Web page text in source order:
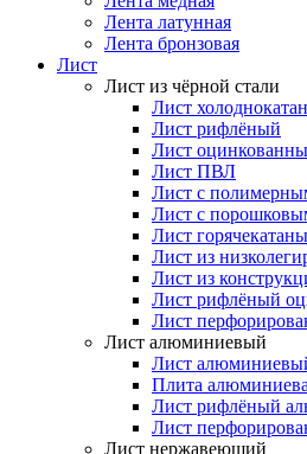
Лента латунная
Лента бронзовая
Лист
Лист из чёрной стали
Лист
Лист рифлёный
Лист
Лист ПВЛ
Лист с
Лист с
Лист
Лист из
Лист из
Лист рифлёный
Лист
Лист алюминиевый
Лист
Плита
Лист рифлёный
Лист
Лист нержавеющий